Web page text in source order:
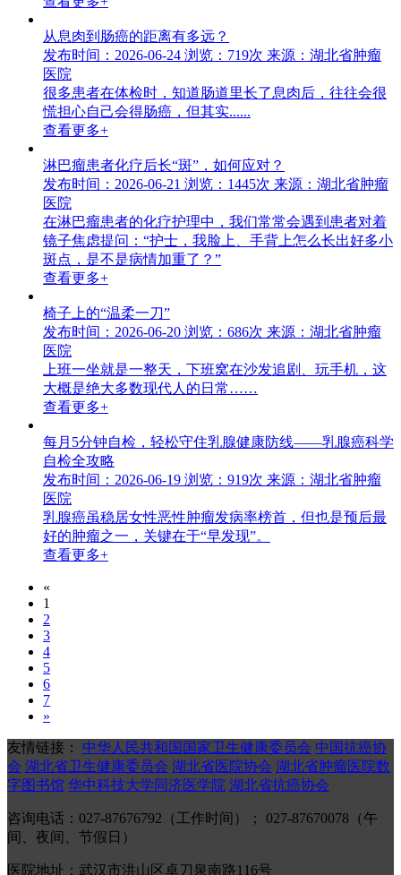
从息肉到肠癌的距离有多远？
发布时间：2026-06-24 浏览：719次 来源：湖北省肿瘤
医院
很多患者在体检时，知道肠道里长了息肉后，往往会很
慌担心自己会得肠癌，但其实......
查看更多+
淋巴瘤患者化疗后长“斑”，如何应对？
发布时间：2026-06-21 浏览：1445次 来源：湖北省肿瘤
医院
在淋巴瘤患者的化疗护理中，我们常常会遇到患者对着
镜子焦虑提问：“护士，我脸上、手背上怎么长出好多小
斑点，是不是病情加重了？”
查看更多+
椅子上的“温柔一刀”
发布时间：2026-06-20 浏览：686次 来源：湖北省肿瘤
医院
上班一坐就是一整天，下班窝在沙发追剧、玩手机，这
大概是绝大多数现代人的日常……
查看更多+
每月5分钟自检，轻松守住乳腺健康防线——乳腺癌科学
自检全攻略
发布时间：2026-06-19 浏览：919次 来源：湖北省肿瘤
医院
乳腺癌虽稳居女性恶性肿瘤发病率榜首，但也是预后最
好的肿瘤之一，关键在于“早发现”。
查看更多+
«
1
2
3
4
5
6
7
»
友情链接： 中华人民共和国国家卫生健康委员会 中国抗癌协
会 湖北省卫生健康委员会 湖北省医院协会 湖北省肿瘤医院数
字图书馆 华中科技大学同济医学院 湖北省抗癌协会
咨询电话：027-87676792（工作时间）； 027-87670078（午
间、夜间、节假日）
医院地址：武汉市洪山区卓刀泉南路116号